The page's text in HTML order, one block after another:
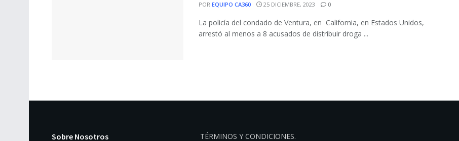
POR EQUIPO CA360 25 DICIEMBRE, 2023 0
La policía del condado de Ventura, en California, en Estados Unidos,
arrestó al menos a 8 acusados de distribuir droga ...
Sobre Nosotros TÉRMINOS Y CONDICIONES.